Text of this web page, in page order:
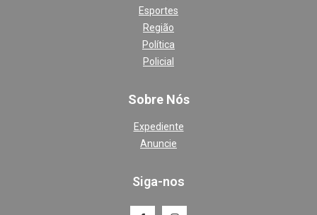
Esportes
Região
Política
Policial
Sobre Nós
Expediente
Anuncie
Siga-nos